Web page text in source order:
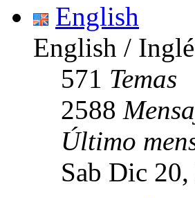
English
English /
571 Temas
2588
Último
Sab Dic